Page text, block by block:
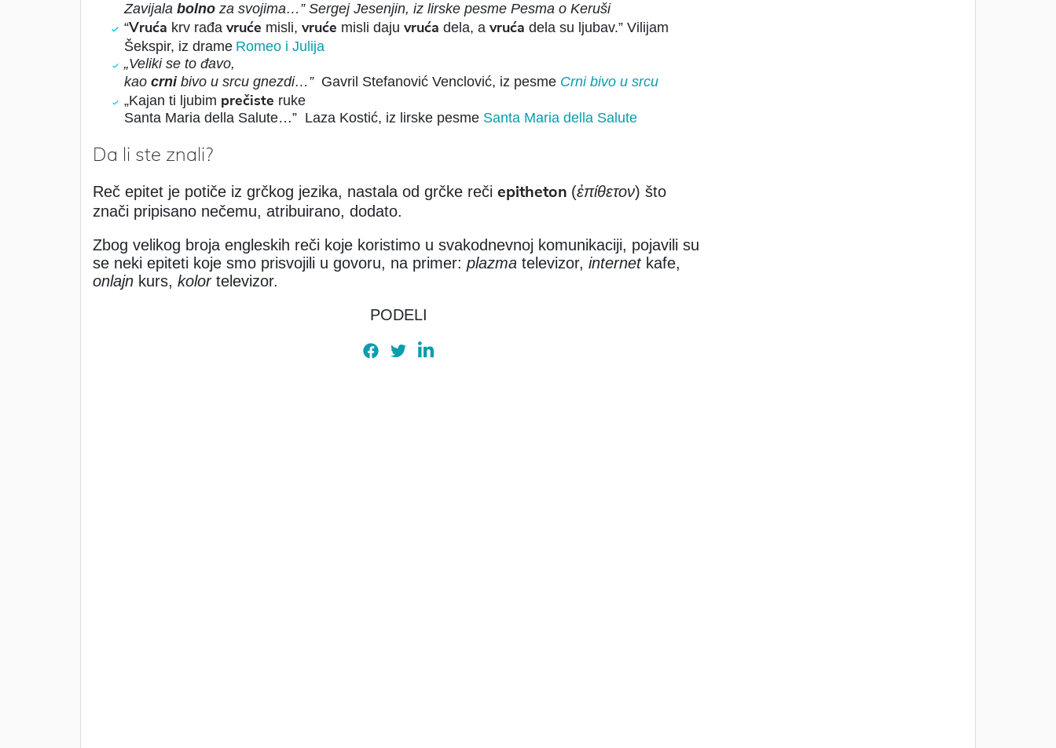
Zavijala bolno za svojima…”Sergej Jesenjin, iz lirske pesme Pesma o Keruši
“Vruća krv rađa vruće misli, vruće misli daju vruća dela, a vruća dela su ljubav.” Vilijam
Šekspir, iz drame Romeo i Julija
„Veliki se to đavo,
kao crnibivo u srcu gnezdi…” Gavril Stefanović Venclović, iz pesme Crni bivo u srcu
„Kajan ti ljubim prečiste ruke
Santa Maria della Salute…” Laza Kostić, iz lirske pesme Santa Maria della Salute
Da li ste znali?
Reč epitet je potiče iz grčkog jezika, nastala od grčke reči epitheton (ἐπίθετον) što
znači pripisano nečemu, atribuirano, dodato.
Zbog velikog broja engleskih reči koje koristimo u svakodnevnoj komunikaciji, pojavili su
se neki epiteti koje smo prisvojili u govoru, na primer: plazma televizor, internetkafe,
onlajn kurs, kolortelevizor.
PODELI